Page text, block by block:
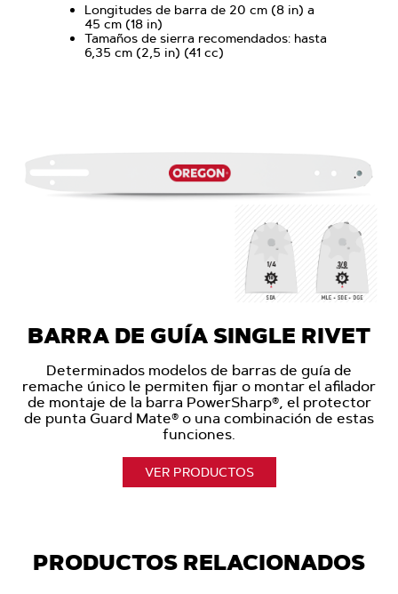
Longitudes de barra de 20 cm (8 in) a
45 cm (18 in)
Tamaños de sierra recomendados: hasta
6,35 cm (2,5 in) (41 cc)
BARRA DE GUÍA SINGLE RIVET
Determinados modelos de barras de guía de
remache único le permiten fijar o montar el afilador
de montaje de la barra PowerSharp®, el protector
de punta Guard Mate® o una combinación de estas
funciones.
VER PRODUCTOS
PRODUCTOS RELACIONADOS